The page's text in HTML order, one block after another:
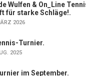
Wulfen & On_Line
für starke Schläge!.
2026
Turnier.
2025
im September.